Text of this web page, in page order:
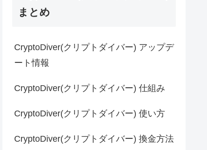
まとめ
CryptoDiver(クリプトダイバー) アップデ
ート情報
CryptoDiver(クリプトダイバー) 仕組み
CryptoDiver(クリプトダイバー) 使い方
CryptoDiver(クリプトダイバー) 換金方法